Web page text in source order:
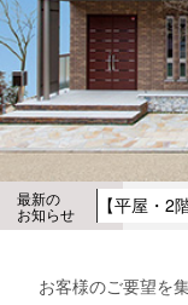
最新の
お知らせ 【平屋・
お客様のご要望を